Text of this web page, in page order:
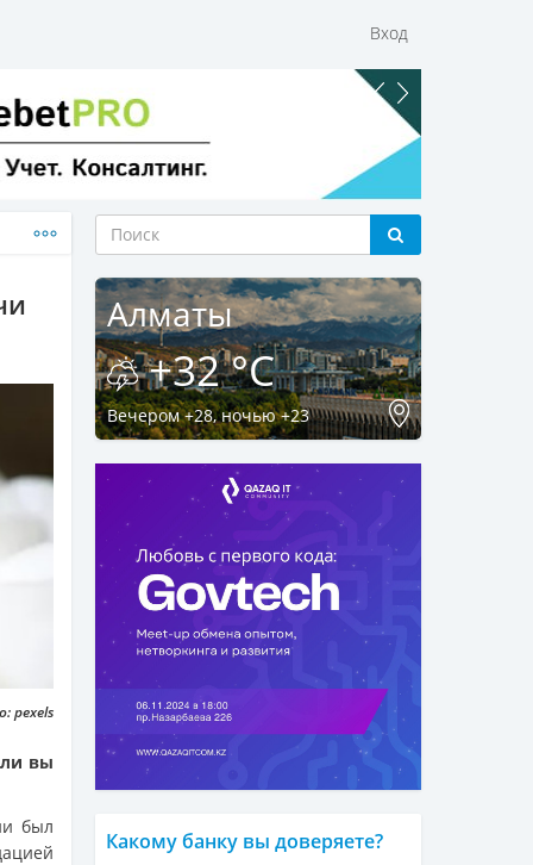
Вход
pexels
вы
был
Алматы
+32 °C
Вечером +28, ночью +23
Какому банку вы доверяете?